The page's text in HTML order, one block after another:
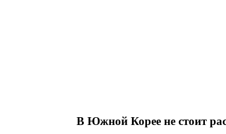
В Южной Корее не стоит